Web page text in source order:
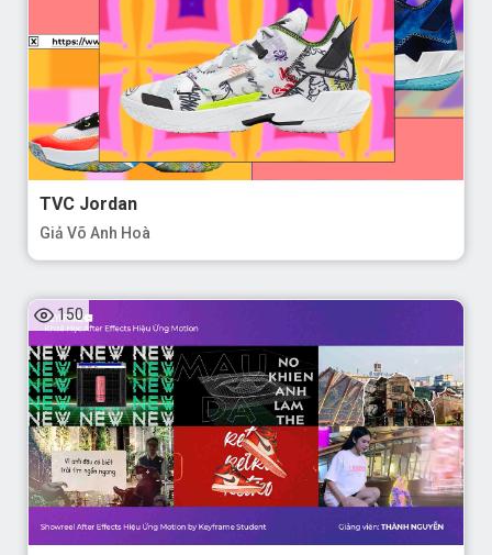
TVC Jordan
Giả Võ Anh Hoà
150